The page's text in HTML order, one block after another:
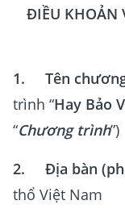
ĐIỀU KHOẢN
1. Tên
trình “Hay Bảo
“Chương trình”)
2. Địa bàn
thổ Việt Nam